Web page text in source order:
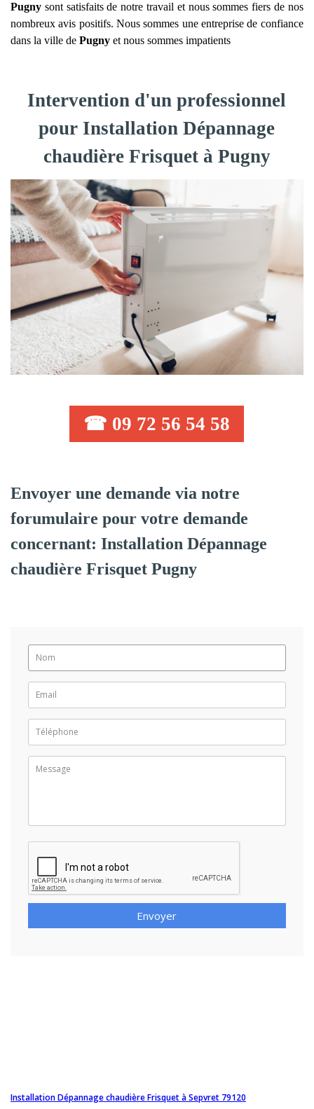
Pugny sont satisfaits de notre travail et nous sommes fiers de nos
nombreux avis positifs. Nous sommes une entreprise de confiance
dans la ville de Pugny et nous sommes impatients
Intervention d'un professionnel
pour Installation Dépannage
chaudière Frisquet à Pugny
☎ 09 72 56 54 58
Envoyer une demande via notre
forumulaire pour votre demande
concernant: Installation Dépannage
chaudière Frisquet Pugny
Envoyer
Installation Dépannage chaudière Frisquet à Sepvret 79120